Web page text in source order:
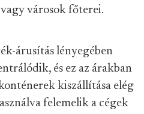
városok főterei.
árusítás lényegében
és ez az árakban
kiszállítása elég
felemelik a cégek